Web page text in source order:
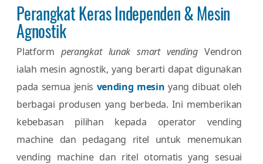
Perangkat Keras Independen & Mesin
Agnostik
Platform perangkat lunak smart vendingVendron
ialah mesin agnostik, yang berarti dapat digunakan
pada semua jenis vending mesin yang dibuat oleh
berbagai produsen yang berbeda. Ini memberikan
kebebasan pilihan kepada operator vending
machine dan pedagang ritel untuk menemukan
vending machine dan ritel otomatis yang sesuai